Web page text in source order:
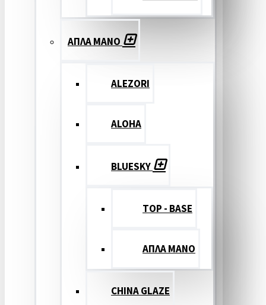
ΑΠΛΑ ΜΑΝΟ
ALEZORI
ALOHA
BLUESKY
TOP - BASE
ΑΠΛΑ ΜΑΝΟ
CHINA GLAZE